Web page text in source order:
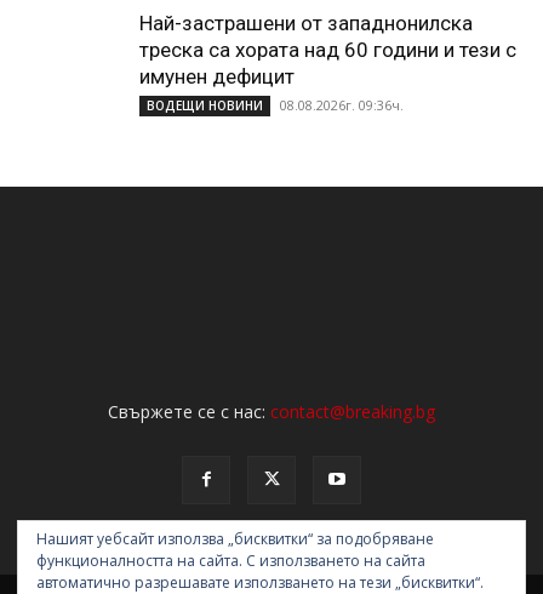
Най-застрашени от западнонилска
треска са хората над 60 години и тези с
имунен дефицит
ВОДЕЩИ НОВИНИ 08.08.2026г. 09:36ч.
Свържете се с нас: contact@breaking.bg
Нашият уебсайт използва „бисквитки“ за подобряване
функционалността на сайта. С използването на сайта
автоматично разрешавате използването на тези „бисквитки“.